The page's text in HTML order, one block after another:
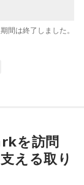
間は終了しました。
を訪問
える取り